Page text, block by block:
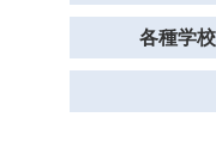
各種学